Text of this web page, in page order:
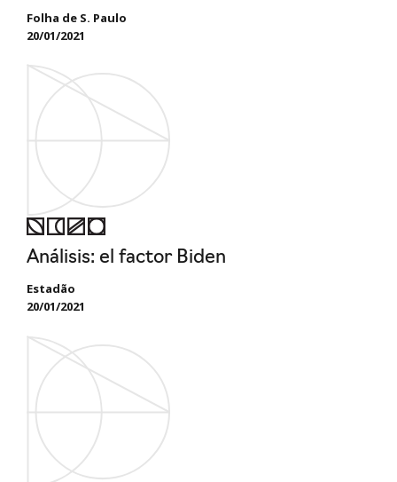
Folha de S. Paulo
20/01/2021
Análisis: el factor Biden
Estadão
20/01/2021